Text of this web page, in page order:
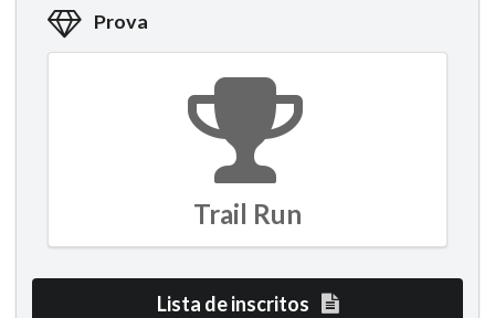
Prova
Trail Run
Lista de inscritos